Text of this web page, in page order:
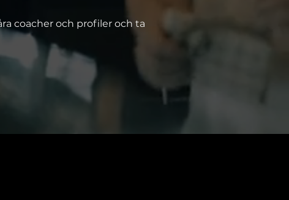
coacher och profiler och ta